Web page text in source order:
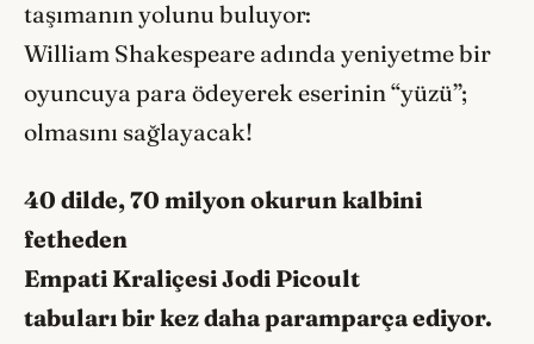
taşımanın yolunu buluyor:
William Shakespeare adında yeniyetme bir
oyuncuya para ödeyerek eserinin “yüzü”;
olmasını sağlayacak!
40 dilde, 70 milyon okurun kalbini
fetheden
Empati Kraliçesi Jodi Picoult
tabuları bir kez daha paramparça ediyor.